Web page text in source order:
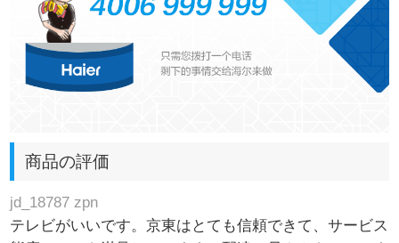
商品の評価
jd_18787 zpn
テレビがいいです。京東はとても信頼できて、サービス